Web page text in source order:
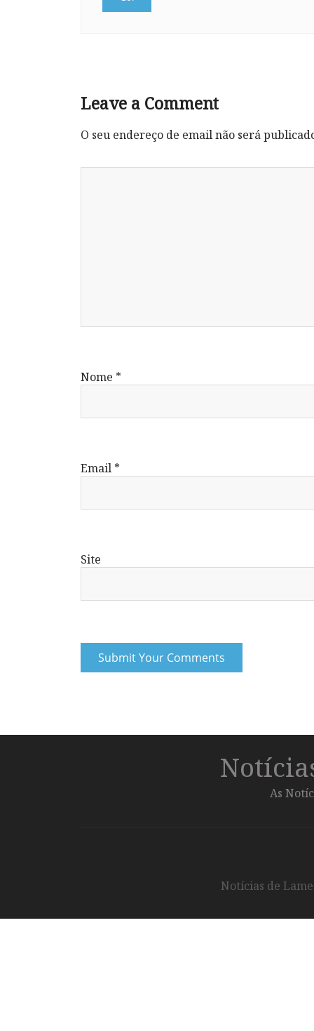
Leave a Comment
O seu endereço de email não será
Nome *
Email *
Site
As
Notícias de